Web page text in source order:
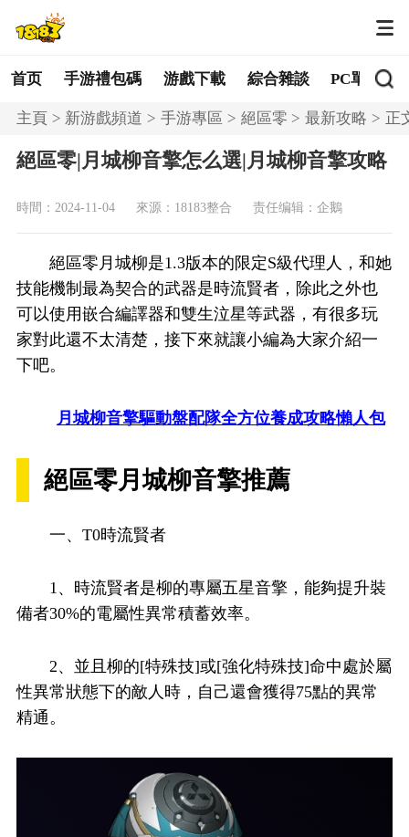
首页 手游禮包碼 游戲下載 綜合雜談 PC單機
主頁 新游戲頻道 手游專區 絕區零 最新攻略 正
絕區零|月城柳音擎怎么選|月城柳音擎攻略
時間：2024-11-04 來源：18183整合 责任编辑：企鵝
絕區零月城柳是1.3版本的限定S級代理人，和她
技能機制最為契合的武器是時流賢者，除此之外也
可以使用嵌合編譯器和雙生泣星等武器，有很多玩
家對此還不太清楚，接下來就讓小編為大家介紹一
下吧。
月城柳音擎驅動盤配隊全方位養成攻略懶人包
絕區零月城柳音擎推薦
一、T0時流賢者
1、時流賢者是柳的專屬五星音擎，能夠提升裝
備者30%的電屬性異常積蓄效率。
2、並且柳的[特殊技]或[強化特殊技]命中處於屬
性異常狀態下的敵人時，自己還會獲得75點的異常
精通。